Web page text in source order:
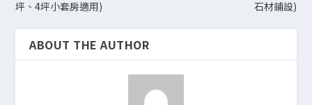
坪、4坪小套房適用)
石材鋪設)
ABOUT THE AUTHOR